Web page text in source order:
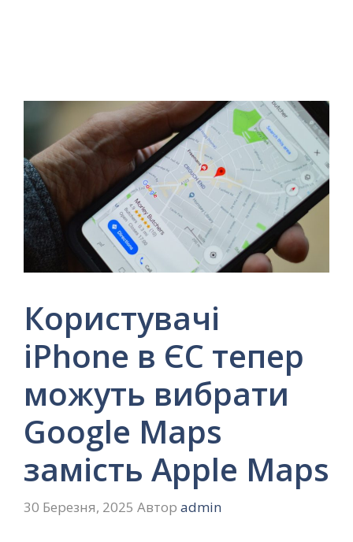
Користувачі
iPhone в ЄС тепер
можуть вибрати
Google Maps
замість Apple Maps
30 Березня, 2025 Автор admin